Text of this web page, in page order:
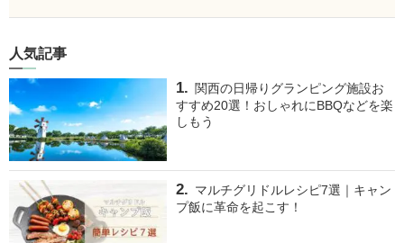
人気記事
関西の日帰りグランピング施設お
すすめ20選！おしゃれにBBQなどを楽
しもう
マルチグリドルレシピ7選｜キャン
プ飯に革命を起こす！